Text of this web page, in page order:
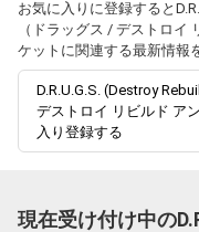
お気に入りに登録すると
（ドラッグス / デストロイ
ケットに関連する最新情報
D.R.U.G.S. (Destroy
デストロイ リビルド ア
入り登録する
現在受け付け中の